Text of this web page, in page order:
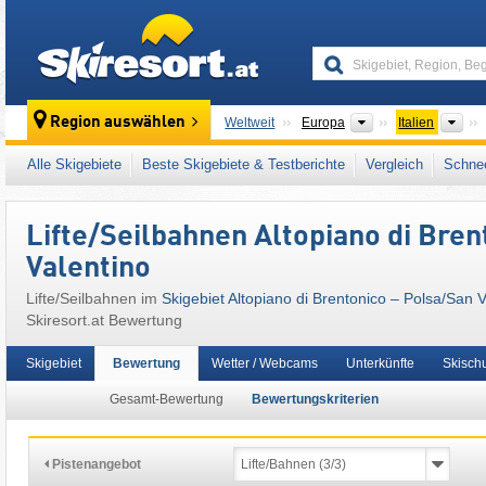
Region auswählen Weltweit Europa Kontinente
Italien
Dieses Skigebiet liegt auch in:
Europäische
Alle Skigebiete Beste Skigebiete & Testberichte Vergleich
Lifte/Seilbahnen Altopiano di
Valentino
Lifte/Seilbahnen im Skigebiet Altopiano di Brentonico – Polsa/​San
Skiresort.at Bewertung
Skigebiet Bewertung
Gesamt-Bewertung Bewertungskriterien
Wetter / Webcams Unterkünfte
Pistenangebot